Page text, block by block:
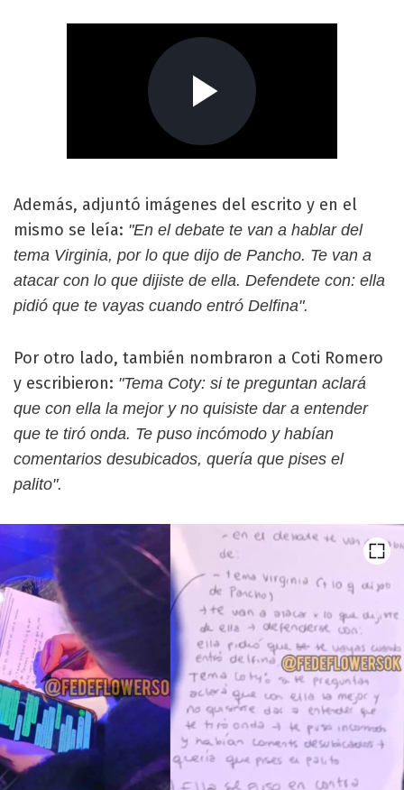
Además, adjuntó imágenes del escrito y en el
mismo se leía: "En el debate te van a hablar del
tema Virginia, por lo que dijo de Pancho. Te van a
atacar con lo que dijiste de ella. Defendete con: ella
pidió que te vayas cuando entró Delfina".
Por otro lado, también nombraron a Coti Romero
y escribieron: "Tema Coty: si te preguntan aclará
que con ella la mejor y no quisiste dar a entender
que te tiró onda. Te puso incómodo y habían
comentarios desubicados, quería que pises el
palito".